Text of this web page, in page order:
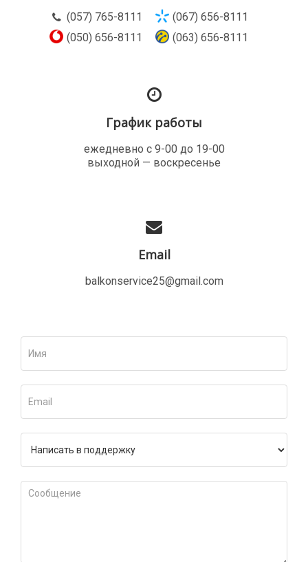
(057) 765-8111
(067) 656-8111
(050) 656-8111
(063) 656-8111
График работы
ежедневно с 9-00 до 19-00
выходной — воскресенье
Email
balkonservice25@gmail.com